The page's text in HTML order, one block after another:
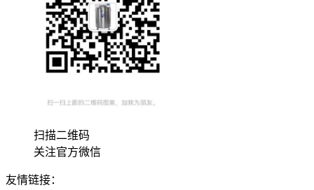
扫描二维码
关注官方微信
友情链接：